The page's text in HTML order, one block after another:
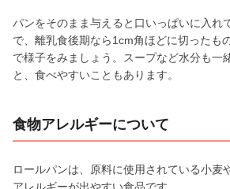
パンをそのまま与えると口いっぱいに入れ
で、離乳食後期なら1cm角ほどに切ったも
で様子をみましょう。スープなど水分も一
と、食べやすいこともあります。
食物アレルギーについて
ロールパンは、原料に使用されている小麦
アレルギーが出やすい食品です。